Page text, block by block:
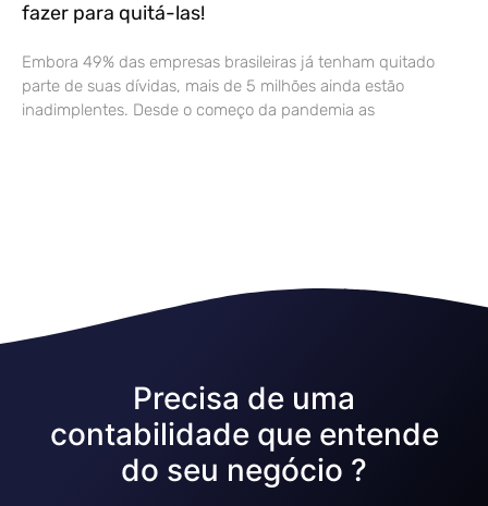
fazer para quitá-las!
Embora 49% das empresas brasileiras já tenham quitado
parte de suas dívidas, mais de 5 milhões ainda estão
inadimplentes. Desde o começo da pandemia as
Precisa de uma
contabilidade que entende
do seu negócio ?